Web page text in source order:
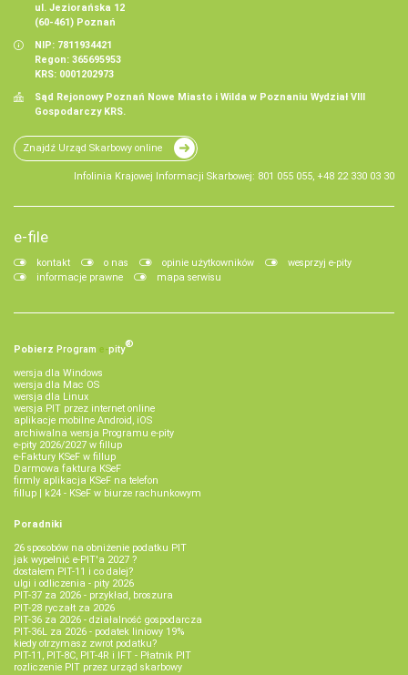
ul. Jeziorańska 12
(60-461) Poznań
NIP: 7811934421
Regon: 365695953
KRS: 0001202973
Sąd Rejonowy Poznań Nowe Miasto i Wilda w Poznaniu Wydział VIII
Gospodarczy KRS.
Znajdź Urząd Skarbowy online
Infolinia Krajowej Informacji Skarbowej: 801 055 055, +48 22 330 03 30
e-file
kontakt o nas opinie użytkowników
wesprzyj e-pity
informacje prawne
mapa serwisu
Pobierz Program e‑pity®
wersja dla Windows
wersja dla Mac OS
wersja dla Linux
wersja PIT przez internet online
aplikacje mobilne Android, iOS
archiwalna wersja Programu e-pity
e-pity 2026/2027 w fillup
e‑Faktury KSeF w fillup
Darmowa faktura KSeF
firmly aplikacja KSeF na telefon
fillup | k24 - KSeF w biurze rachunkowym
Poradniki
26 sposobów na obniżenie podatku PIT
jak wypełnić e-PIT'a 2027 ?
dostałem PIT-11 i co dalej?
ulgi i odliczenia - pity 2026
PIT-37 za 2026 - przykład, broszura
PIT-28 ryczałt za 2026
PIT-36 za 2026 - działalność gospodarcza
PIT-36L za 2026 - podatek liniowy 19%
kiedy otrzymasz zwrot podatku?
PIT-11, PIT-8C, PIT-4R i IFT - Płatnik PIT
rozliczenie PIT przez urząd skarbowy